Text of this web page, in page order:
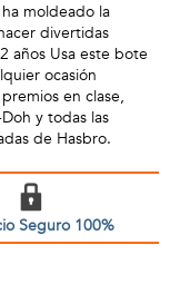
moldeado la
divertidas
años Usa este bote
ocasión
en clase,
y todas las
de Hasbro.
Seguro 100%